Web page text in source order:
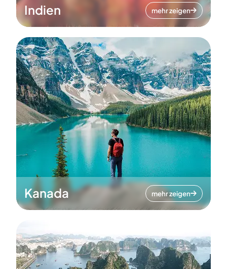
Indien mehr zeigen
Kanada mehr zeigen